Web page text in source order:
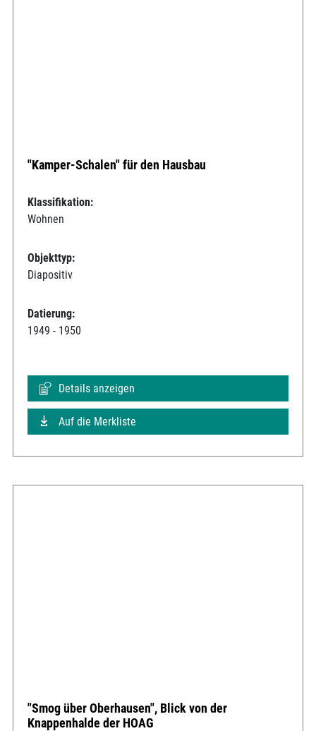
"Kamper-Schalen" für den Hausbau
Klassifikation:
Wohnen
Objekttyp:
Diapositiv
Datierung:
1949 - 1950
Details anzeigen
Auf die Merkliste
"Smog über Oberhausen", Blick von der
Knappenhalde der HOAG